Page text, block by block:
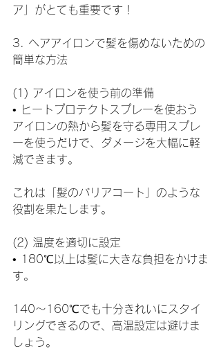
ア」がとても重要です！
3. ヘアアイロンで髪を傷めないための
簡単な方法
(1) アイロンを使う前の準備
• ヒートプロテクトスプレーを使おう
アイロンの熱から髪を守る専用スプレ
ーを使うだけで、ダメージを大幅に軽
減できます。
これは「髪のバリアコート」のような
役割を果たします。
(2) 温度を適切に設定
• 180℃以上は髪に大きな負担をかけま
す。
140〜160℃でも十分きれいにスタイ
リングできるので、高温設定は避けま
しょう。